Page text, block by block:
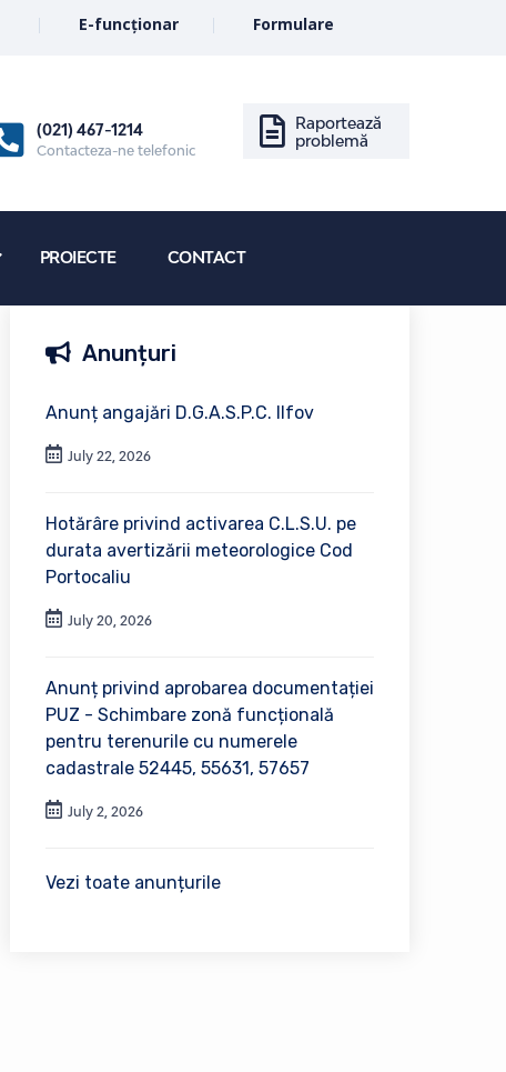
E-funcționar Formulare
(021) 467-1214
Contacteza-ne telefonic
Raportează
problemă
PROIECTE CONTACT
Anunțuri
Anunț angajări D.G.A.S.P.C. Ilfov
July 22, 2026
Hotărâre privind activarea C.L.S.U. pe
durata avertizării meteorologice Cod
Portocaliu
July 20, 2026
Anunț privind aprobarea documentației
PUZ - Schimbare zonă funcțională
pentru terenurile cu numerele
cadastrale 52445, 55631, 57657
July 2, 2026
Vezi toate anunțurile